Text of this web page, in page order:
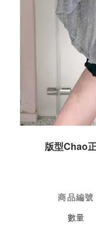
版型Chao
商品編號
數量